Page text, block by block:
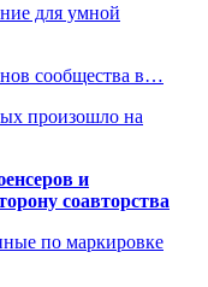
для умной
сообщества в…
произошло на
и
соавторства
по маркировке